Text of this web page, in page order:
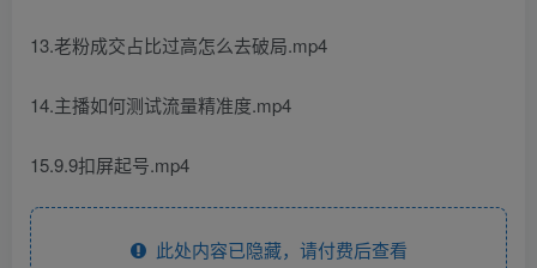
13.老粉成交占比过高怎么去破局.mp4
14.主播如何测试流量精准度.mp4
15.9.9扣屏起号.mp4
此处内容已隐藏，请付费后查看